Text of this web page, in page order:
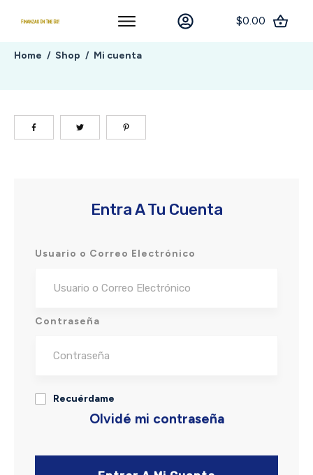
$0.00
Home / Shop / Mi cuenta
Entra A Tu Cuenta
Usuario o Correo Electrónico
Contraseña
Recuérdame
Olvidé mi contraseña